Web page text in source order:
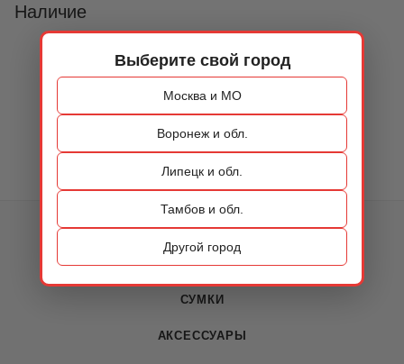
Выберите свой город
Москва и МО
Воронеж и обл.
Липецк и обл.
Тамбов и обл.
Другой город
Наличие
КАТАЛОГ
ОБУВЬ
СУМКИ
АКСЕССУАРЫ